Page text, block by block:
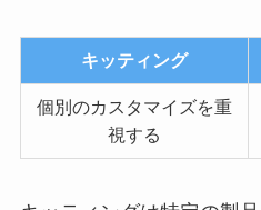
キッティング
個別のカスタマイズを重
視する